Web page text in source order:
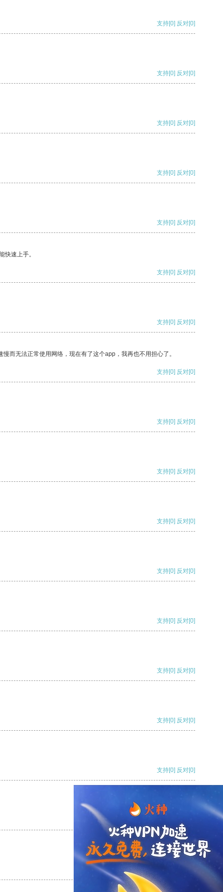
支持[0] 反对[0]
支持[0] 反对[0]
支持[0] 反对[0]
支持[0] 反对[0]
支持[0] 反对[0]
快速上手。
支持[0] 反对[0]
支持[0] 反对[0]
而无法正常使用网络，现在有了这个app，我再也不用担心了。
支持[0] 反对[0]
支持[0] 反对[0]
支持[0] 反对[0]
支持[0] 反对[0]
支持[0] 反对[0]
支持[0] 反对[0]
支持[0] 反对[0]
支持[0] 反对[0]
支持[0] 反对[0]
反对